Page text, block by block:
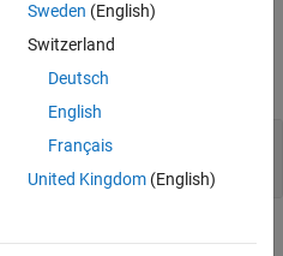
Sweden (English)
Switzerland
Deutsch
English
Français
United Kingdom(English)